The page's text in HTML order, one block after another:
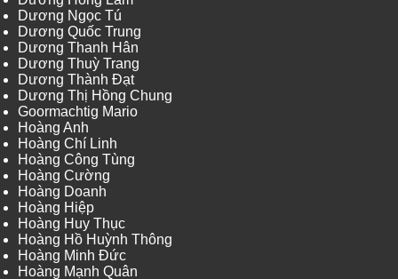
Dương Ngọc Tú
Dương Quốc Trung
Dương Thanh Hân
Dương Thuỳ Trang
Dương Thành Đạt
Dương Thị Hồng Chung
Goormachtig Mario
Hoàng Anh
Hoàng Chí Linh
Hoàng Công Tùng
Hoàng Cường
Hoàng Doanh
Hoàng Hiệp
Hoàng Huy Thục
Hoàng Hồ Huỳnh Thông
Hoàng Minh Đức
Hoàng Mạnh Quân